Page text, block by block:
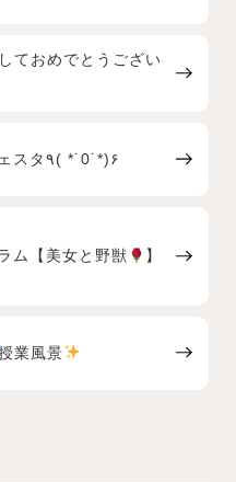
ておめでとうござい
職業体験フェスタ٩( *˙0˙*)۶
ム【美女と野獣 】
業風景